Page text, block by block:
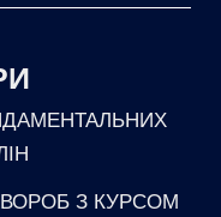
З КУРСОМ